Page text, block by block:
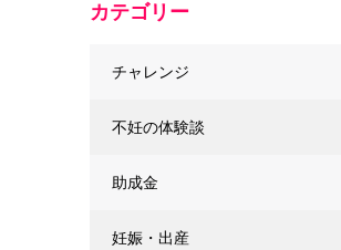
カテゴリー
チャレンジ
不妊の体験談
助成金
妊娠・出産